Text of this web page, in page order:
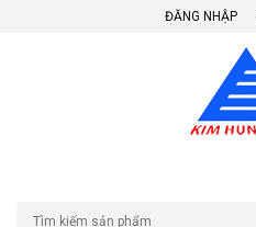
ĐĂNG NHẬP